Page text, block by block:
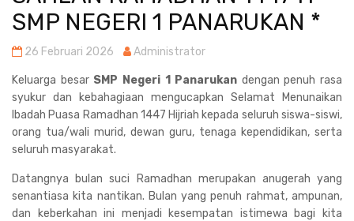
SMP NEGERI 1 PANARUKAN *
26 Februari 2026 Administrator
Keluarga besar SMP Negeri 1 Panarukan dengan penuh rasa
syukur dan kebahagiaan mengucapkan Selamat Menunaikan
Ibadah Puasa Ramadhan 1447 Hijriah kepada seluruh siswa-siswi,
orang tua/wali murid, dewan guru, tenaga kependidikan, serta
seluruh masyarakat.
Datangnya bulan suci Ramadhan merupakan anugerah yang
senantiasa kita nantikan. Bulan yang penuh rahmat, ampunan,
dan keberkahan ini menjadi kesempatan istimewa bagi kita